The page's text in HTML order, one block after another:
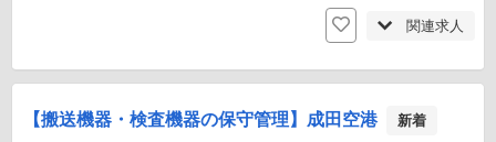
関連求人
【搬送機器・検査機器の保守管理】成田空港 新着